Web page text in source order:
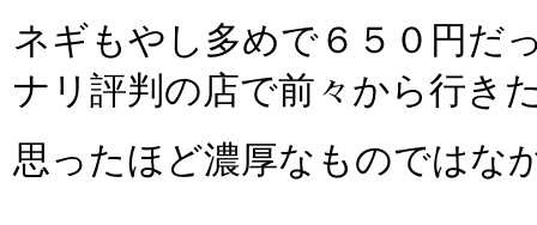
ネギもやし多めで６５０円だ
ナリ評判の店で前々から行き
思ったほど濃厚なものではな